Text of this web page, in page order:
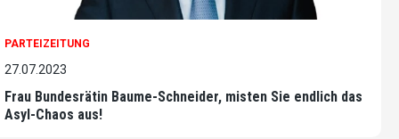
PARTEIZEITUNG
27.07.2023
Frau Bundesrätin Baume-Schneider, misten Sie endlich das
Asyl-Chaos aus!